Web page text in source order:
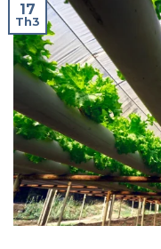
17
Th3